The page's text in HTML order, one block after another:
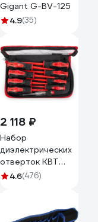
Gigant G-BV-125
4.9(35)
2 118 ₽
Набор
диэлектрических
отверток КВТ
Профи НИО-09
4.6(476)